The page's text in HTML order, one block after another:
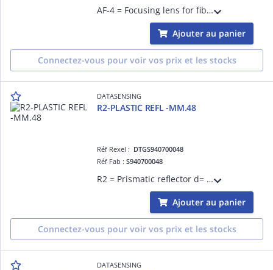
AF-4 = Focusing lens for fibre OF44 0,4mm
Ajouter au panier
Connectez-vous pour voir vos prix et les stocks
DATASENSING
R2-PLASTIC REFL -MM.48
Réf Rexel : DTGS940700048
Réf Fab :S940700048
R2 = Prismatic reflector d= 48 mm - plastic support d= 63 mm
Ajouter au panier
Connectez-vous pour voir vos prix et les stocks
DATASENSING